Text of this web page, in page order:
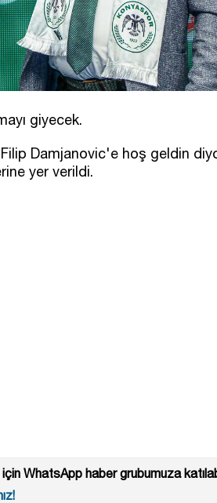
giyecek.
Damjanovic'e hoş geldin
yer verildi.
WhatsApp haber grubumuza